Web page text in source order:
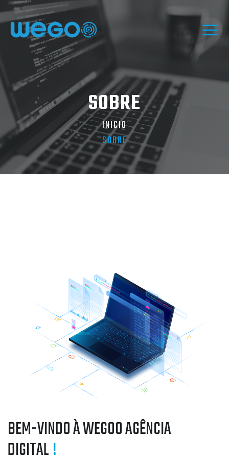
SOBRE
INICIO
SOBRE
BEM-VINDO À WEGOO AGÊNCIA
DIGITAL!